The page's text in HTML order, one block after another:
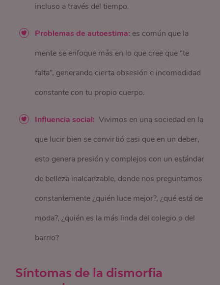
incluso a través del tiempo.
Problemas de autoestima: es común que la
mente se enfoque más en lo que cree que “te
falta”, generando cierta obsesión e incomodidad
constante con tu propio cuerpo.
Influencia social: Vivimos en una sociedad en la
que lucir bien se convirtió casi que en un deber,
esto genera presión y complejos con un estándar
de belleza inalcanzable, donde nos preguntamos
constantemente ¿quién luce mejor?, ¿qué está de
moda?, ¿quién es la más linda del colegio o del
barrio?
Síntomas de la dismorfia